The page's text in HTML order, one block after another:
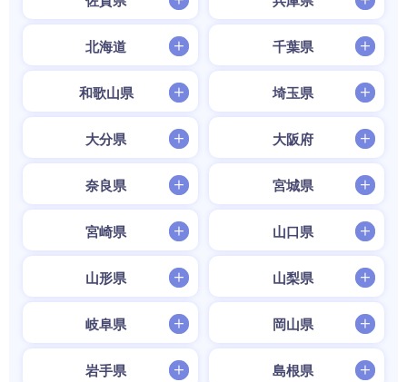
北海道 千葉県
和歌山県 埼玉県
大分県 大阪府
奈良県 宮城県
宮崎県 山口県
山形県 山梨県
岐阜県 岡山県
岩手県 島根県